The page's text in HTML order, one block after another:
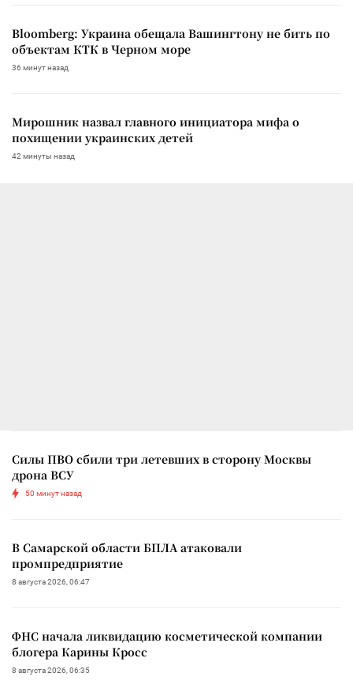
Bloomberg: Украина обещала Вашингтону не бить по
объектам КТК в Черном море
36 минут назад
Мирошник назвал главного инициатора мифа о
похищении украинских детей
42 минуты назад
Силы ПВО сбили три летевших в сторону Москвы
дрона ВСУ
50 минут назад
В Самарской области БПЛА атаковали
промпредприятие
8 августа 2026, 06:47
ФНС начала ликвидацию косметической компании
блогера Карины Кросс
8 августа 2026, 06:35